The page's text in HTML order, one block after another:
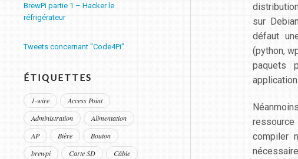
sur
défaut
(python,
paquets
compiler
BrewPi partie 1 – Hacker le
réfrigérateur
Tweets concernant "Code4Pi"
ÉTIQUETTES
1-wire
Access Point
Administration
Alimentation
AP
Bière
Bouton
brewpi
Carte SD
Câble